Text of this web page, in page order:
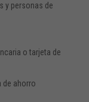
y personas de
o tarjeta de
de ahorro